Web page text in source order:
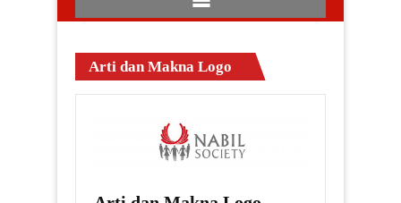
Arti dan Makna Logo